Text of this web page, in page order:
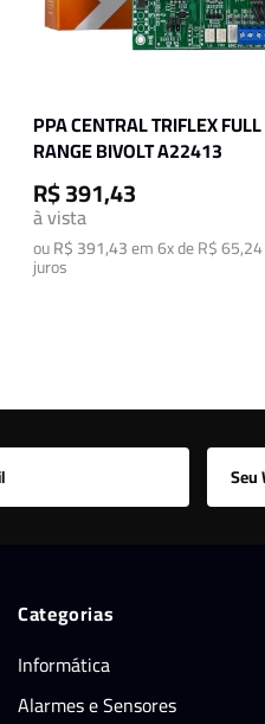
PPA CENTRAL TRIFLEX FULL
RANGE BIVOLT A22413
R$ 391,43
à vista
ouR$ 391,43em6x de R$ 65,24
juros
Categorias
Informática
Alarmes e Sensores